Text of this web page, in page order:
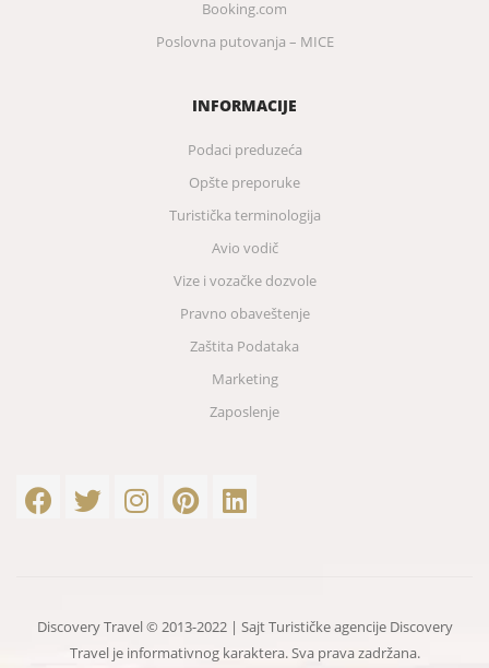
Booking.com
Poslovna putovanja – MICE
INFORMACIJE
Podaci preduzeća
Opšte preporuke
Turistička terminologija
Avio vodič
Vize i vozačke dozvole
Pravno obaveštenje
Zaštita Podataka
Marketing
Zaposlenje
Discovery Travel © 2013-2022 | Sajt Turističke agencije Discovery
Travel je informativnog karaktera. Sva prava zadržana.